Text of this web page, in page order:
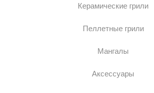
Керамические грили
Пеллетные грили
Мангалы
Аксессуары